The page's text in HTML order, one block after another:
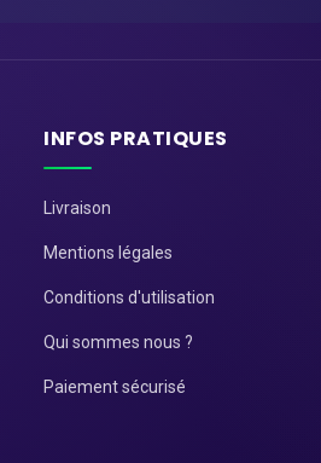
INFOS PRATIQUES
Livraison
Mentions légales
Conditions d'utilisation
Qui sommes nous ?
Paiement sécurisé